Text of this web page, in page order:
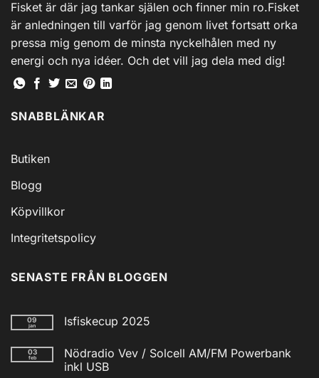
Fisket är där jag tankar själen och finner min ro.Fisket
är anledningen till varför jag genom livet fortsatt orka
pressa mig genom de minsta nyckelhålen med ny
energi och nya idéer. Och det vill jag dela med dig!
SNABBLÄNKAR
Butiken
Blogg
Köpvillkor
Integritetspolicy
SENASTE FRÅN BLOGGEN
09
jan Isfiskecup 2025
till
Isfiskecup
2025
03
feb
Nödradio Vev / Solcell AM/FM Powerbank
inkl USB